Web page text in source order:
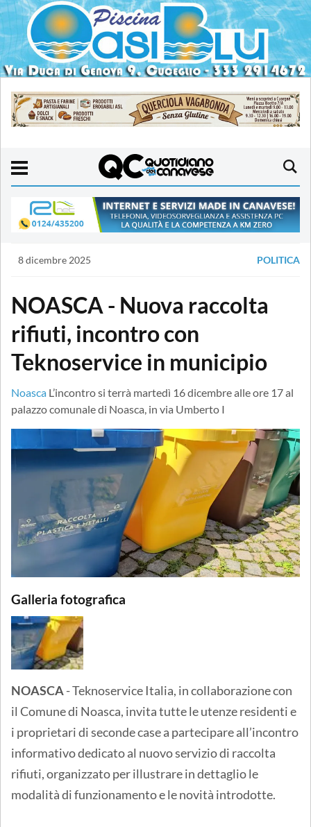
8 dicembre 2025 POLITICA
NOASCA - Nuova raccolta
rifiuti, incontro con
Teknoservice in municipio
Noasca L’incontro si terrà martedì 16 dicembre alle ore 17 al
palazzo comunale di Noasca, in via Umberto I
Galleria fotografica
NOASCA- Teknoservice Italia, in collaborazione con
il Comune di Noasca, invita tutte le utenze residenti e
i proprietari di seconde case a partecipare all’incontro
informativo dedicato al nuovo servizio di raccolta
rifiuti, organizzato per illustrare in dettaglio le
modalità di funzionamento e le novità introdotte.